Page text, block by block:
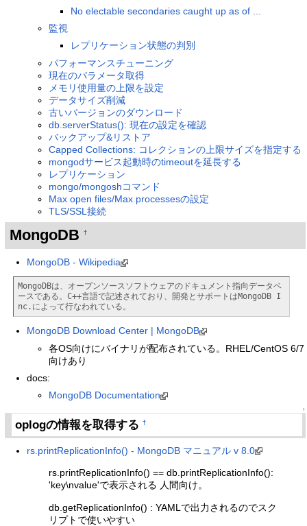
No electable secondaries caught up as of ...
監視
レプリケーション状態の判別
パフォーマンスチューニング
現在のパラメータ取得
メモリ使用量の上限を設定
データサイズ削減
古いバージョンのダウンロード
db.serverStatus(): 現在の設定を確認
バックアップ&リストア
Capped Collections: コレクションの上限サイズを指定する
mongodサービス起動時のtimeoutを延長する
レプリケーション
mongo/mongoshコマンド
Max open files/Max processesの設定
TLS/SSL接続
MongoDB †
MongoDB - Wikipedia
MongoDBは、オープンソースソフトウェアのドキュメント指向データベ
ースである。C++言語で記述されており、開発とサポートはMongoDB I
nc.によって行なわれている。
MongoDB Download Center | MongoDB
各OS向けにバイナリが配布されている。RHEL/CentOS 6/7
向けあり
docs:
MongoDB Documentation
↑
oplogの情報を取得する†
rs.printReplicationInfo() - MongoDB マニュアル v 8.0
rs.printReplicationInfo() == db.printReplicationInfo():
'key\nvalue'で表示される 人間向け。
db.getReplicationInfo() : YAMLで出力されるのでスク
リプトで使いやすい